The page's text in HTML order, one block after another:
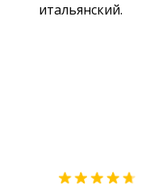
итальянский.